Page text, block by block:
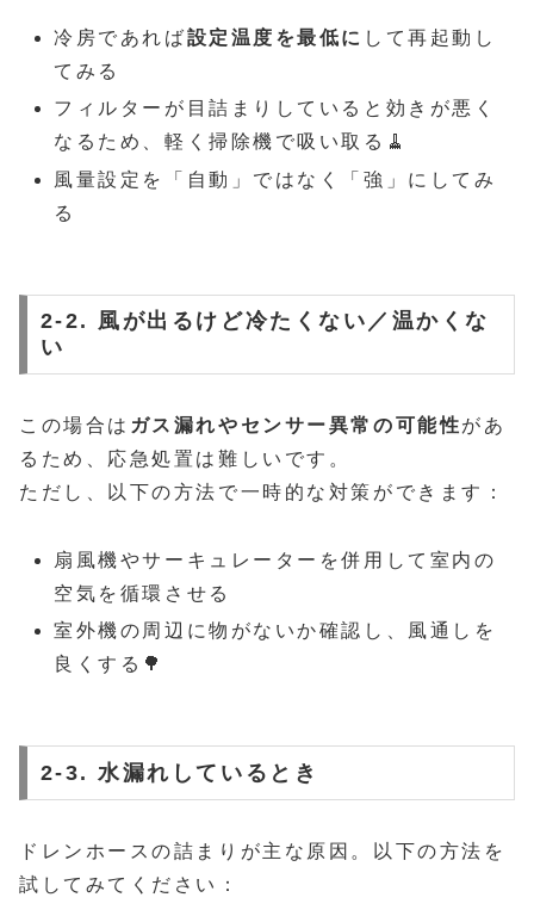
冷房であれば設定温度を最低に して再起動し
てみる
フィルターが目詰まりしていると効きが悪く
なるため、軽く掃除機で吸い取る🧹
風量設定を「自動」ではなく「強」にしてみ
る
2-2. 風が出るけど冷たくない／温かくな
い
この場合は ガス漏れやセンサー異常の可能性があ
るため、応急処置は難しいです。
ただし、以下の方法で一時的な対策ができます：
扇風機やサーキュレーターを併用して室内の
空気を循環させる
室外機の周辺に物がないか確認し、風通しを
良くする🌳
2-3. 水漏れしているとき
ドレンホースの詰まりが主な原因。以下の方法を
試してみてください：